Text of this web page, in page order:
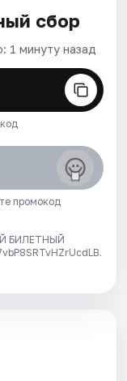
сбор
1 минуту назад
промокод
БИЛЕТНЫЙ